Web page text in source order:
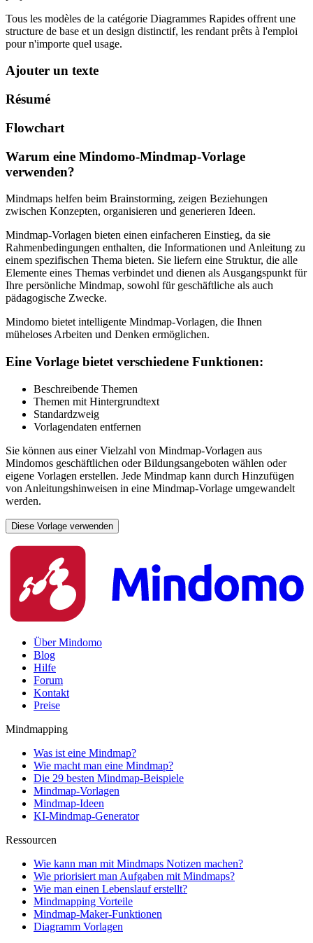
Tous les modèles de la catégorie Diagrammes Rapides offrent une
structure de base et un design distinctif, les rendant prêts à l'emploi
pour n'importe quel usage.
Ajouter un texte
Résumé
Flowchart
Warum eine Mindomo-Mindmap-Vorlage
verwenden?
Mindmaps helfen beim Brainstorming, zeigen Beziehungen
zwischen Konzepten, organisieren und generieren Ideen.
Mindmap-Vorlagen bieten einen einfacheren Einstieg, da sie
Rahmenbedingungen enthalten, die Informationen und Anleitung zu
einem spezifischen Thema bieten. Sie liefern eine Struktur, die alle
Elemente eines Themas verbindet und dienen als Ausgangspunkt für
Ihre persönliche Mindmap, sowohl für geschäftliche als auch
pädagogische Zwecke.
Mindomo bietet intelligente Mindmap-Vorlagen, die Ihnen
müheloses Arbeiten und Denken ermöglichen.
Eine Vorlage bietet verschiedene Funktionen:
Beschreibende Themen
Themen mit Hintergrundtext
Standardzweig
Vorlagendaten entfernen
Sie können aus einer Vielzahl von Mindmap-Vorlagen aus
Mindomos geschäftlichen oder Bildungsangeboten wählen oder
eigene Vorlagen erstellen. Jede Mindmap kann durch Hinzufügen
von Anleitungshinweisen in eine Mindmap-Vorlage umgewandelt
werden.
Diese Vorlage verwenden
Über Mindomo
Blog
Hilfe
Forum
Kontakt
Preise
Mindmapping
Was ist eine Mindmap?
Wie macht man eine Mindmap?
Die 29 besten Mindmap-Beispiele
Mindmap-Vorlagen
Mindmap-Ideen
KI-Mindmap-Generator
Ressourcen
Wie kann man mit Mindmaps Notizen machen?
Wie priorisiert man Aufgaben mit Mindmaps?
Wie man einen Lebenslauf erstellt?
Mindmapping Vorteile
Mindmap-Maker-Funktionen
Diagramm Vorlagen